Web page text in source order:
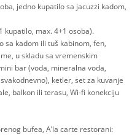
jedno kupatilo sa jacuzzi kadom,
kupatilo, max. 4+1 osoba).
sa kadom ili tuš kabinom, fen,
u skladu sa vremenskim
bar (voda, mineralna voda,
ketler, set za kuvanje
balkon ili terasu, Wi-fi konekciju
bufea, A’la carte restorani: